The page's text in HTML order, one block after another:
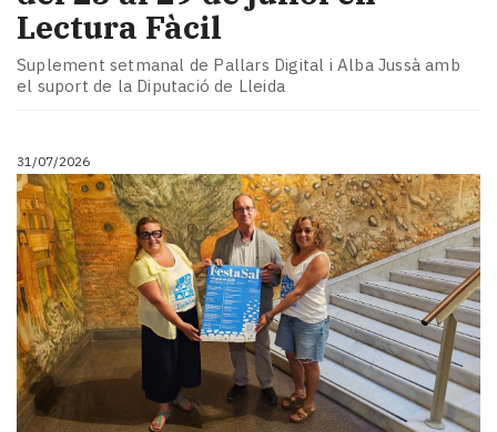
Lectura Fàcil
Suplement setmanal de Pallars Digital i Alba Jussà amb
el suport de la Diputació de Lleida
31/07/2026